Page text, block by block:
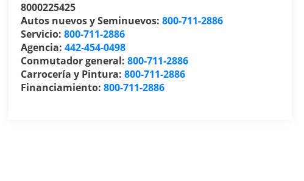
8000225425
Autos nuevos y Seminuevos:800-711-2886
Servicio:800-711-2886
Agencia:442-454-0498
Conmutador general:800-711-2886
Carrocería y Pintura:800-711-2886
Financiamiento:800-711-2886